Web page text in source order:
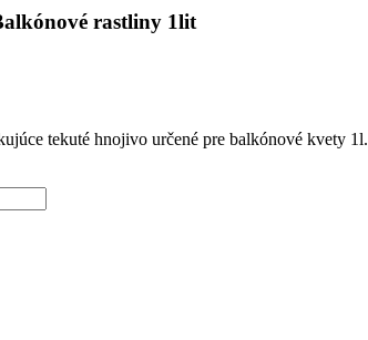
rastliny 1lit
tekuté hnojivo určené pre balkónové kvety 1l.